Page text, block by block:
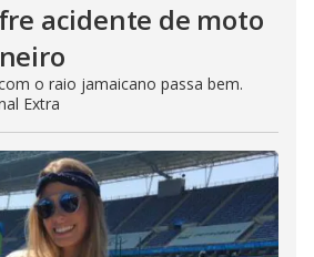
acidente de moto
o raio jamaicano passa bem.
Extra